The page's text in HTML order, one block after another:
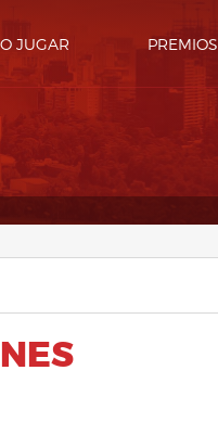
JUGAR PREMIOS